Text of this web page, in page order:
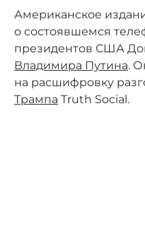
Американское
о состоявшемся
президентов США
Владимира Путина.
на расшифровку
Трампа Truth Social.